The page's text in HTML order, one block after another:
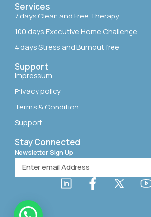
Services
7 days Clean and Free Therapy
100 days Executive Home Challenge
4 days Stress and Burnout free
Support
Impressum
Privacy policy
Term’s & Condition
Support
Stay Connected
Newsletter Sign Up